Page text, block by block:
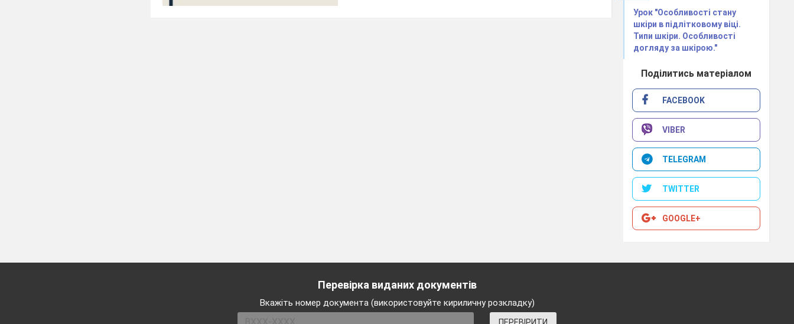
Урок "Особливості стану
шкіри в підлітковому віці.
Типи шкіри. Особливості
догляду за шкірою."
Поділитись матеріалом
FACEBOOK
VIBER
TELEGRAM
TWITTER
GOOGLE+
Перевірка виданих документів
Вкажіть номер документа (використовуйте кириличну розкладку)
ПЕРЕВІРИТИ